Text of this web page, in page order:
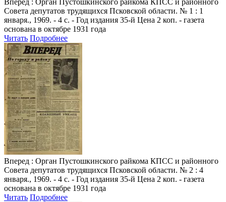
Совета депутатов трудящихся Псковской области. № 1 : 1
января., 1969. - 4 с. - Год издания 35-й Цена 2 коп. - газета
основана в октябре 1931 года
Читать Подробнее
Вперед : Орган Пустошкинского райкома КПСС и районного
Совета депутатов трудящихся Псковской области. № 2 : 4
января., 1969. - 4 с. - Год издания 35-й Цена 2 коп. - газета
основана в октябре 1931 года
Читать Подробнее